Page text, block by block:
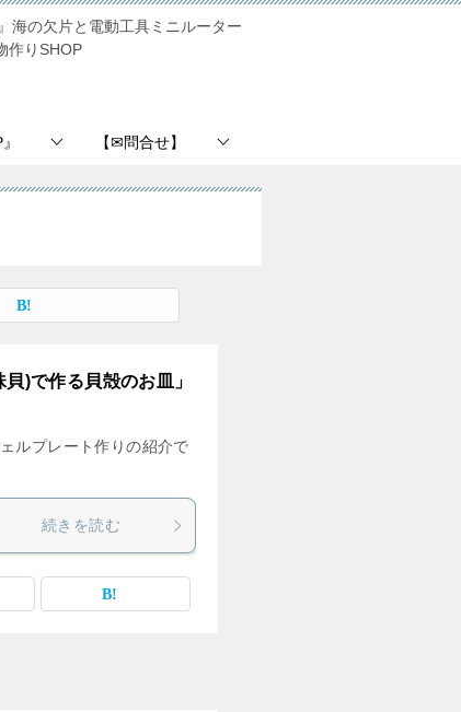
海の欠片と電動工具ミニルーター
作りSHOP
【✉問合せ】
)で作る貝殻のお皿」
ルプレート作りの紹介で
続きを読む